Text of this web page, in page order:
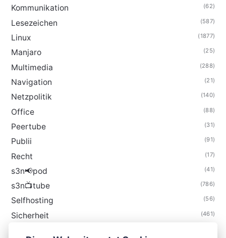
Kommunikation (62)
Lesezeichen (587)
Linux (1877)
Manjaro (25)
Multimedia (288)
Navigation (21)
Netzpolitik (140)
Office (88)
Peertube (31)
Publii (91)
Recht (17)
s3n📢pod (41)
s3n📺tube (786)
Selfhosting (56)
Sicherheit (461)